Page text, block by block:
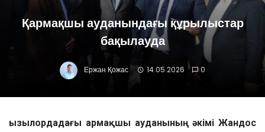
Қармақшы ауданындағы құрылыстар
бақылауда
Ержан Қожас 14.05.2026 0
Қызылордадағы Қармақшы ауданының әкімі Жандос